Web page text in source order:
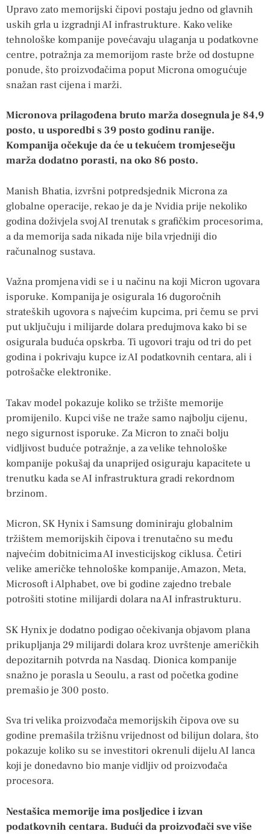
Upravo zato memorijski čipovi postaju jedno od glavnih
uskih grla u izgradnji AI infrastrukture. Kako velike
tehnološke kompanije povećavaju ulaganja u podatkovne
centre, potražnja za memorijom raste brže od dostupne
ponude, što proizvođačima poput Microna omogućuje
snažan rast cijena i marži.
Micronova prilagođena bruto marža dosegnula je 84,9
posto, u usporedbi s 39 posto godinu ranije.
Kompanija očekuje da će u tekućem tromjesečju
marža dodatno porasti, na oko 86 posto.
Manish Bhatia, izvršni potpredsjednik Microna za
globalne operacije, rekao je da je Nvidia prije nekoliko
godina doživjela svoj AI trenutak s grafičkim procesorima,
a da memorija sada nikada nije bila vrjedniji dio
računalnog sustava.
Važna promjena vidi se i u načinu na koji Micron ugovara
isporuke. Kompanija je osigurala 16 dugoročnih
strateških ugovora s najvećim kupcima, pri čemu se prvi
put uključuju i milijarde dolara predujmova kako bi se
osigurala buduća opskrba. Ti ugovori traju od tri do pet
godina i pokrivaju kupce iz AI podatkovnih centara, ali i
potrošačke elektronike.
Takav model pokazuje koliko se tržište memorije
promijenilo. Kupci više ne traže samo najbolju cijenu,
nego sigurnost isporuke. Za Micron to znači bolju
vidljivost buduće potražnje, a za velike tehnološke
kompanije pokušaj da unaprijed osiguraju kapacitete u
trenutku kada se AI infrastruktura gradi rekordnom
brzinom.
Micron, SK Hynix i Samsung dominiraju globalnim
tržištem memorijskih čipova i trenutačno su među
najvećim dobitnicima AI investicijskog ciklusa. Četiri
velike američke tehnološke kompanije, Amazon, Meta,
Microsoft i Alphabet, ove bi godine zajedno trebale
potrošiti stotine milijardi dolara na AI infrastrukturu.
SK Hynix je dodatno podigao očekivanja objavom plana
prikupljanja 29 milijardi dolara kroz uvrštenje američkih
depozitarnih potvrda na Nasdaq. Dionica kompanije
snažno je porasla u Seoulu, a rast od početka godine
premašio je 300 posto.
Sva tri velika proizvođača memorijskih čipova ove su
godine premašila tržišnu vrijednost od bilijun dolara, što
pokazuje koliko su se investitori okrenuli dijelu AI lanca
koji je donedavno bio manje vidljiv od proizvođača
procesora.
Nestašica memorije ima posljedice i izvan
podatkovnih centara. Budući da proizvođači sve više